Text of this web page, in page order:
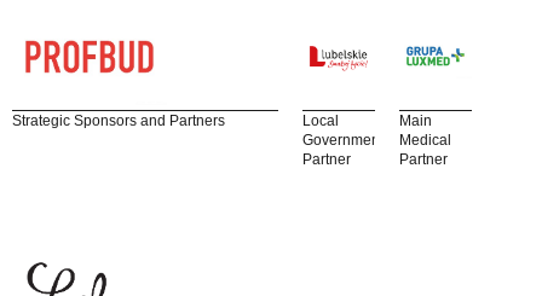
Strategic Sponsors and Partners
Local
Government
Partner
Main
Medical
Partner